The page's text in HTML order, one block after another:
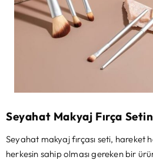
Seyahat Makyaj Fırça
Seyahat makyaj fırçası seti, hareket
herkesin sahip olması gereken bir